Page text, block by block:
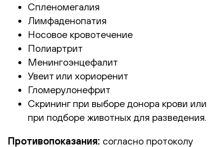
Спленомегалия
Лимфаденопатия
Носовое кровотечение
Полиартрит
Менингоэнцефалит
Увеит или хориоренит
Гломерулонефрит
Скрининг при выборе донора крови или
при подборе животных для разведения.
Противопоказания: согласно протоколу